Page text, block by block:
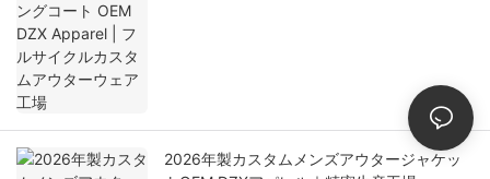
2026年製カスタムメンズアウタージャケッ